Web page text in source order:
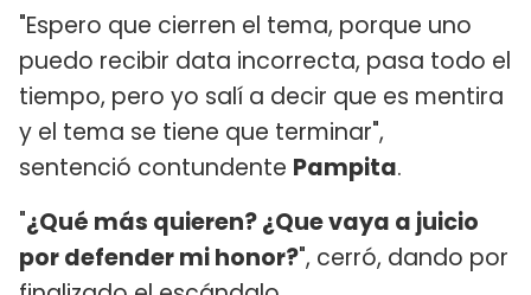
"Espero que cierren el tema, porque uno
puedo recibir data incorrecta, pasa todo el
tiempo, pero yo salí a decir que es mentira
y el tema se tiene que terminar",
sentenció contundente Pampita.
"¿Qué más quieren? ¿Que vaya a juicio
por defender mi honor?", cerró, dando por